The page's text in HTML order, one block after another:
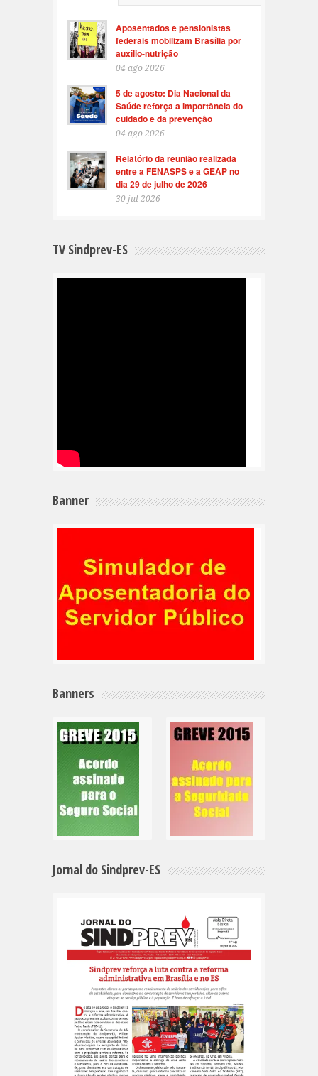
Aposentados e pensionistas
federais mobilizam Brasília por
auxílio-nutrição
04 ago 2026
5 de agosto: Dia Nacional da
Saúde reforça a importância do
cuidado e da prevenção
04 ago 2026
Relatório da reunião realizada
entre a FENASPS e a GEAP no
dia 29 de julho de 2026
30 jul 2026
TV Sindprev-ES
Banner
Banners
Jornal do Sindprev-ES